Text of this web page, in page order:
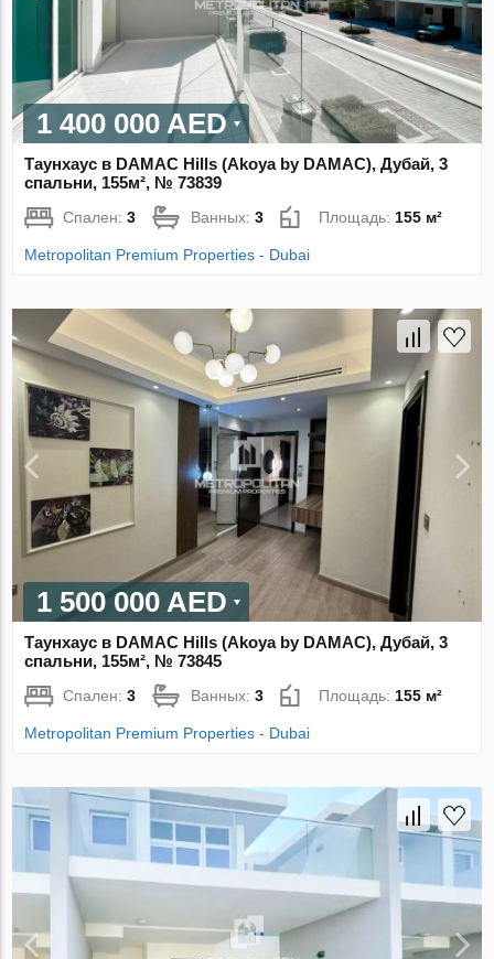
1 400 000 AED
Таунхаус в DAMAC Hills (Akoya by DAMAC), Дубай, 3
спальни, 155м², № 73839
Спален:3 Ванных:3 Площадь: 155 м²
Metropolitan Premium Properties - Dubai
1 500 000 AED
Таунхаус в DAMAC Hills (Akoya by DAMAC), Дубай, 3
спальни, 155м², № 73845
Спален:3 Ванных:3 Площадь: 155 м²
Metropolitan Premium Properties - Dubai